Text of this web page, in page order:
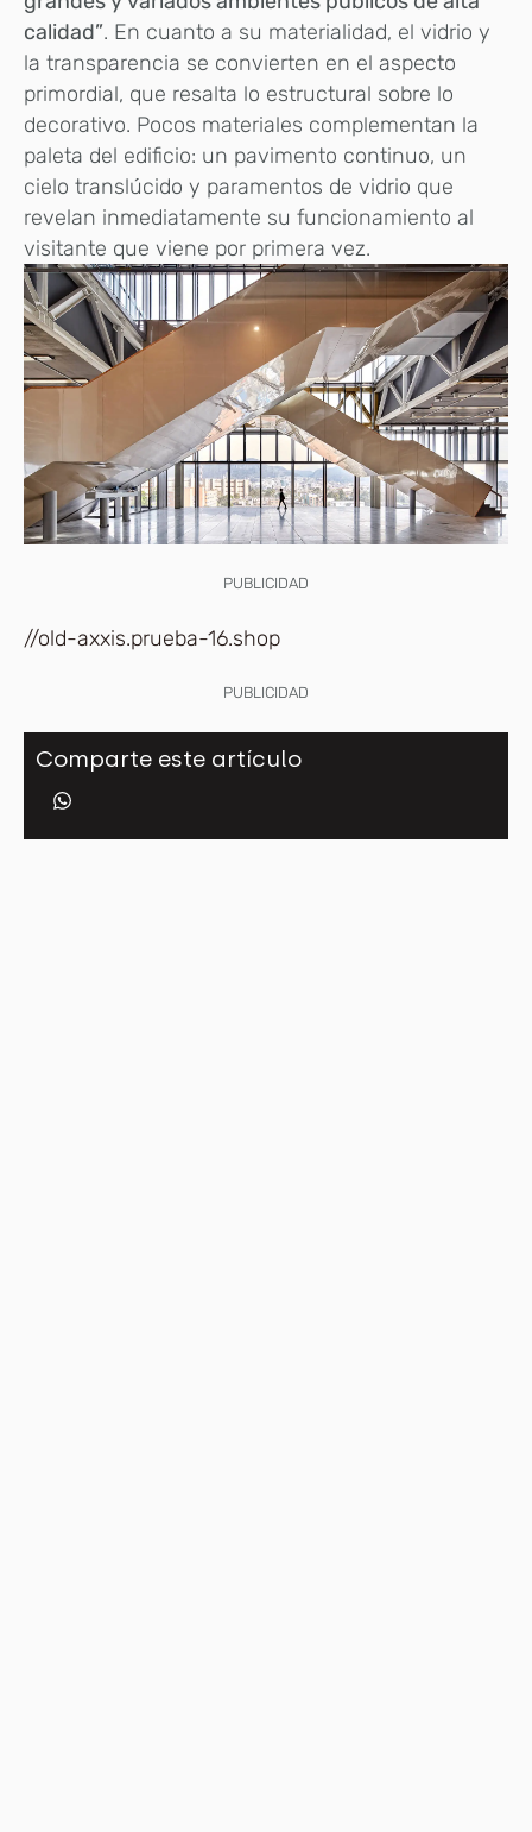
calidad”. En cuanto a su materialidad, el vidrio y
la transparencia se convierten en el aspecto
primordial, que resalta lo estructural sobre lo
decorativo. Pocos materiales complementan la
paleta del edificio: un pavimento continuo, un
cielo translúcido y paramentos de vidrio que
revelan inmediatamente su funcionamiento al
visitante que viene por primera vez.
PUBLICIDAD
//old-axxis.prueba-16.shop
PUBLICIDAD
Comparte este artículo